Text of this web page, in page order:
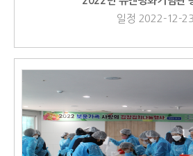
일정 2022-12-23